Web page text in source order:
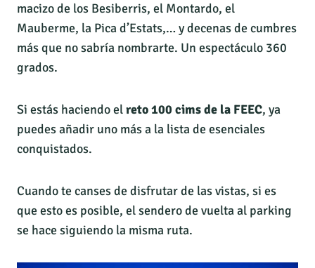
macizo de los Besiberris, el Montardo, el
Mauberme, la Pica d’Estats,… y decenas de cumbres
más que no sabría nombrarte. Un espectáculo 360
grados.
Si estás haciendo elreto 100 cims de la FEEC, ya
puedes añadir uno más a la lista de esenciales
conquistados.
Cuando te canses de disfrutar de las vistas, si es
que esto es posible, el sendero de vuelta al parking
se hace siguiendo la misma ruta.